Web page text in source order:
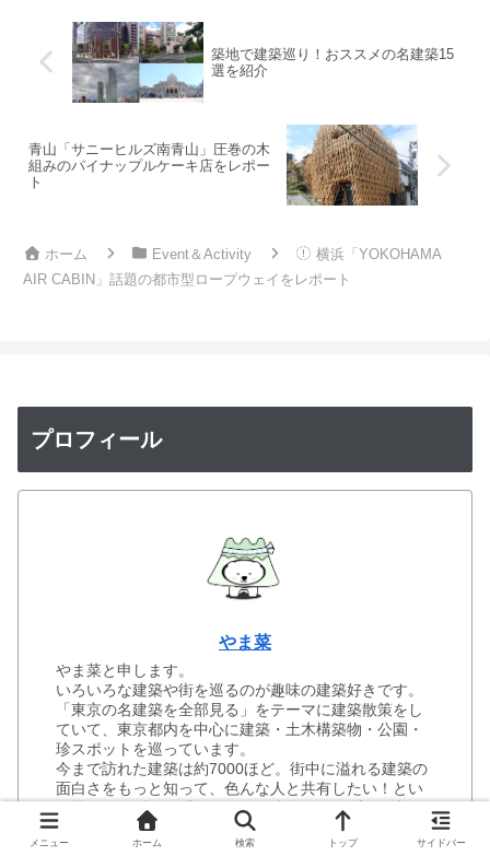
築地で建築巡り！おススメの名建築15
選を紹介
青山「サニーヒルズ南青山」圧巻の木
組みのパイナップルケーキ店をレポー
ト
ホーム Event＆Activity
横浜「YOKOHAMA
AIR CABIN」話題の都市型ロープウェイをレポート
プロフィール
やま菜
やま菜と申します。
いろいろな建築や街を巡るのが趣味の建築好きです。
「東京の名建築を全部見る」をテーマに建築散策をし
ていて、東京都内を中心に建築・土木構築物・公園・
珍スポットを巡っています。
今まで訪れた建築は約7000ほど。街中に溢れる建築の
面白さをもっと知って、色んな人と共有したい！とい
う思いからブログ「トーキョー建築トリップ」を立ち
上げました。
ブログの他、InstagramやTwitterもやっているので気に
メニュー ホーム 検索 トップ サイドバー